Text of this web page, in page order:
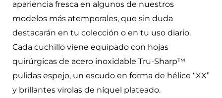
apariencia fresca en algunos de nuestros
modelos más atemporales, que sin duda
destacarán en tu colección o en tu uso diario.
Cada cuchillo viene equipado con hojas
quirúrgicas de acero inoxidable Tru-Sharp™
pulidas espejo, un escudo en forma de hélice “XX”
y brillantes virolas de níquel plateado.